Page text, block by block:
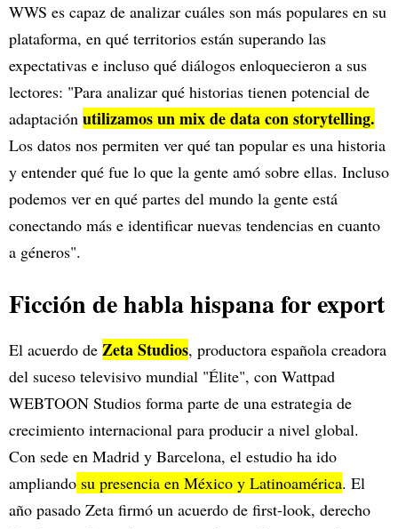
WWS es capaz de analizar cuáles son más populares en su
plataforma, en qué territorios están superando las
expectativas e incluso qué diálogos enloquecieron a sus
lectores: "Para analizar qué historias tienen potencial de
adaptación utilizamos un mix de data con storytelling.
Los datos nos permiten ver qué tan popular es una historia
y entender qué fue lo que la gente amó sobre ellas. Incluso
podemos ver en qué partes del mundo la gente está
conectando más e identificar nuevas tendencias en cuanto
a géneros".
Ficción de habla hispana for export
El acuerdo de Zeta Studios, productora española creadora
del suceso televisivo mundial "Élite", con Wattpad
WEBTOON Studios forma parte de una estrategia de
crecimiento internacional para producir a nivel global.
Con sede en Madrid y Barcelona, el estudio ha ido
ampliando su presencia en México y Latinoamérica. El
año pasado Zeta firmó un acuerdo de first-look, derecho